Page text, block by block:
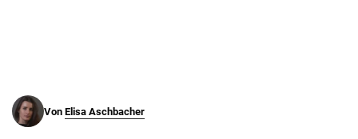
Von Elisa Aschbacher